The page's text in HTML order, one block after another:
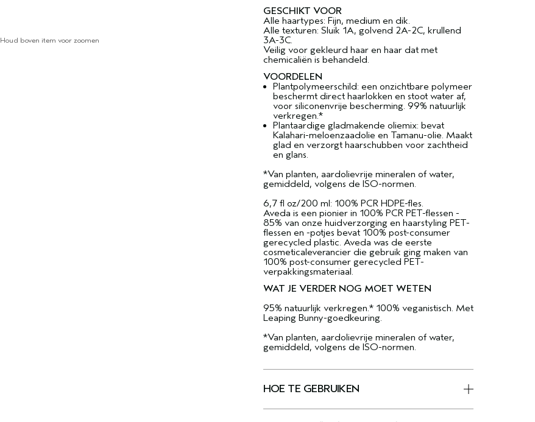
Houd boven item voor zoomen
GESCHIKT VOOR
Alle haartypes: Fijn, medium en dik.
Alle texturen: Sluik 1A, golvend 2A-2C, krullend
3A-3C.
Veilig voor gekleurd haar en haar dat met
chemicaliën is behandeld.
VOORDELEN
Plantpolymeerschild: een onzichtbare polymeer
beschermt direct haarlokken en stoot water af,
voor siliconenvrije bescherming. 99% natuurlijk
verkregen.*
Plantaardige gladmakende oliemix: bevat
Kalahari-meloenzaadolie en Tamanu-olie. Maakt
glad en verzorgt haarschubben voor zachtheid
en glans.
*Van planten, aardolievrije mineralen of water,
gemiddeld, volgens de ISO-normen.
6,7 fl oz/200 ml: 100% PCR HDPE-fles.
Aveda is een pionier in 100% PCR PET-flessen -
85% van onze huidverzorging en haarstyling PET-
flessen en -potjes bevat 100% post-consumer
gerecycled plastic. Aveda was de eerste
cosmeticaleverancier die gebruik ging maken van
100% post-consumer gerecycled PET-
verpakkingsmateriaal.
WAT JE VERDER NOG MOET WETEN
95% natuurlijk verkregen.* 100% veganistisch. Met
Leaping Bunny-goedkeuring.
*Van planten, aardolievrije mineralen of water,
gemiddeld, volgens de ISO-normen.
HOE TE GEBRUIKEN